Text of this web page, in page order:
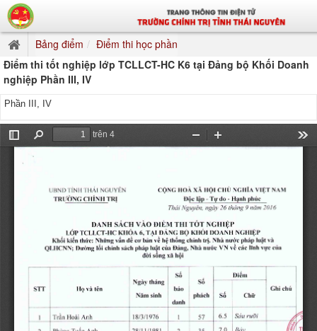
Bảng điểm
Điểm thi học phần
Điểm thi tốt nghiệp lớp TCLLCT-HC K6 tại Đảng bộ Khối Doanh
nghiệp Phần III, IV
Phần III, IV